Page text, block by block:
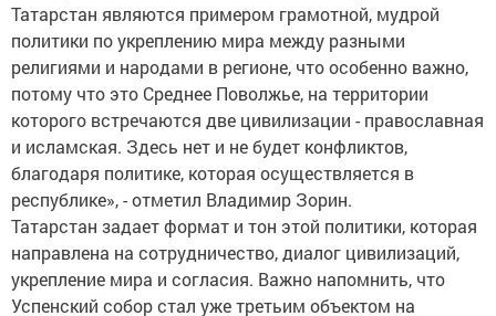
Татарстан являются примером грамотной, мудрой
политики по укреплению мира между разными
религиями и народами в регионе, что особенно важно,
потому что это Среднее Поволжье, на территории
которого встречаются две цивилизации - православная
и исламская. Здесь нет и не будет конфликтов,
благодаря политике, которая осуществляется в
республике», - отметил Владимир Зорин.
Татарстан задает формат и тон этой политики, которая
направлена на сотрудничество, диалог цивилизаций,
укрепление мира и согласия. Важно напомнить, что
Успенский собор стал уже третьим объектом на